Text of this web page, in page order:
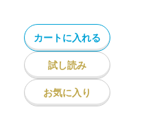
カートに入れる
試し読み
お気に入り